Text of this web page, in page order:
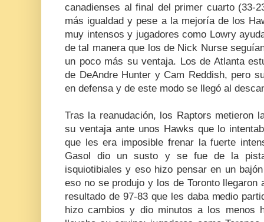
canadienses al final del primer cuarto (33-
más igualdad y pese a la mejoría de los
muy intensos y jugadores como Lowry
de tal manera que los de Nick Nurse
un poco más su ventaja. Los de Atlanta
de DeAndre Hunter y Cam Reddish, pero
en defensa y de este modo se llegó al
Tras la reanudación, los Raptors metieron
su ventaja ante unos Hawks que lo
que les era imposible frenar la fuerte
Gasol dio un susto y se fue de la
isquiotibiales y eso hizo pensar en un
eso no se produjo y los de Toronto
resultado de 97-83 que les daba medio
hizo cambios y dio minutos a los menos